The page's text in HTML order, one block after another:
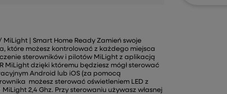
MiLight | Smart Home Ready Zamień swoje
które możesz kontrolować z każdego miejsca
sterowników i pilotów MiLight z aplikacją
MiLight dzięki któremu będziesz mógł sterować
Android lub iOS (za pomocą
możesz sterować oświetleniem LED z
2,4 Ghz. Przy sterowaniu używasz własnej